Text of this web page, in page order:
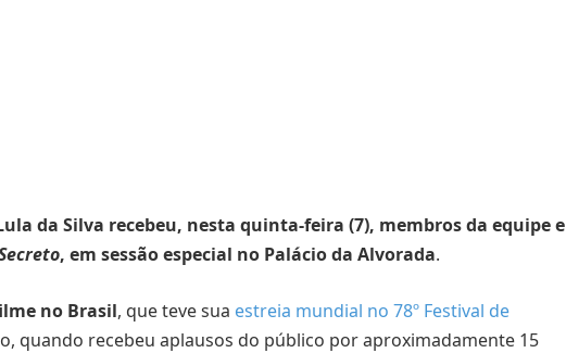
da Silva recebeu, nesta quinta-feira (7), membros da equipe e
, em sessão especial no Palácio da Alvorada.
no Brasil, que teve sua estreia mundial no 78º Festival de
quando recebeu aplausos do público por aproximadamente 15